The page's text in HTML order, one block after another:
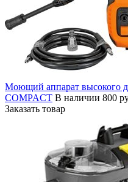
Моющий аппарат высокого
COMPACT В наличии 800
Заказать товар